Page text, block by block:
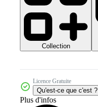
Collection
Licence Gratuite
Qu'est-ce que c'est ?
Plus d'infos